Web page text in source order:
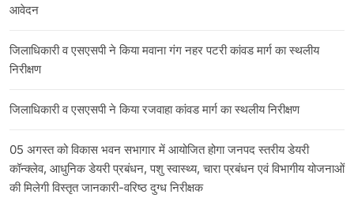
आवेदन
जिलाधिकारी व एसएसपी ने किया मवाना गंग नहर पटरी कांवड मार्ग का स्थलीय
निरीक्षण
जिलाधिकारी व एसएसपी ने किया रजवाहा कांवड मार्ग का स्थलीय निरीक्षण
05 अगस्त को विकास भवन सभागार में आयोजित होगा जनपद स्तरीय डेयरी
कॉन्क्लेव, आधुनिक डेयरी प्रबंधन, पशु स्वास्थ्य, चारा प्रबंधन एवं विभागीय योजनाओं
की मिलेगी विस्तृत जानकारी-वरिष्ठ दुग्ध निरीक्षक